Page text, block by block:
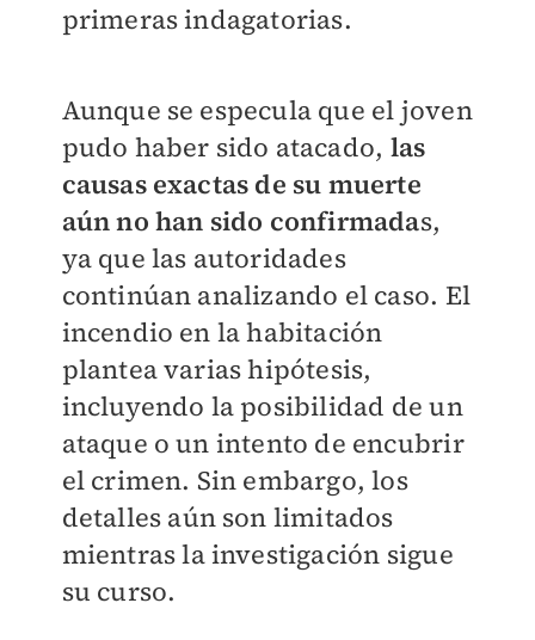
primeras indagatorias.
Aunque se especula que el joven
pudo haber sido atacado, las
causas exactas de su muerte
aún no han sido confirmadas,
ya que las autoridades
continúan analizando el caso. El
incendio en la habitación
plantea varias hipótesis,
incluyendo la posibilidad de un
ataque o un intento de encubrir
el crimen. Sin embargo, los
detalles aún son limitados
mientras la investigación sigue
su curso.